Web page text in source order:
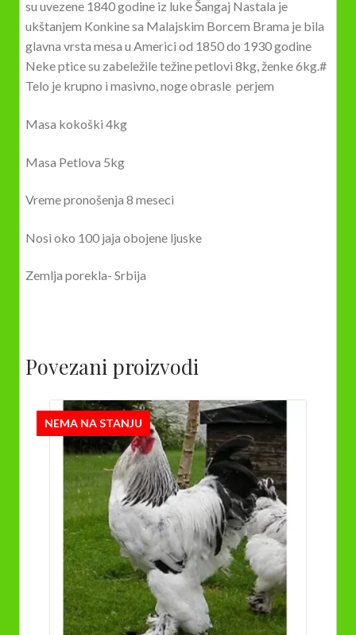
su uvezene 1840 godine iz luke Šangaj Nastala je
ukštanjem Konkine sa Malajskim Borcem Brama je bila
glavna vrsta mesa u Americi od 1850 do 1930 godine
Neke ptice su zabeležile težine petlovi 8kg, ženke 6kg.#
Telo je krupno i masivno, noge obrasle perjem
Masa kokoški 4kg
Masa Petlova 5kg
Vreme pronošenja 8 meseci
Nosi oko 100 jaja obojene ljuske
Zemlja porekla- Srbija
Povezani proizvodi
NEMA NA STANJU